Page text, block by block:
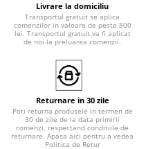
Livrare la domiciliu
Transportul gratuit se aplica
comenzilor in valoare de peste 800
lei. Transportul gratuit va fi aplicat
de noi la preluarea comenzii.
Returnare in 30 zile
Poti returna produsele in termen de
30 de zile de la data primirii
comenzi, respectand conditiile de
returnare. Apasa aici pentru a vedea
Politica de Retur